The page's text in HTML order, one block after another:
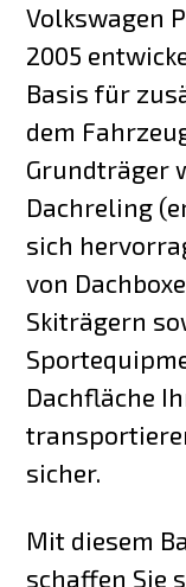
Volkswagen
2005
Basis für
dem
Grundträger
Dachreling
sich
von
Skiträgern
Dachfläche
sicher.
Mit diesem
schaffen Sie